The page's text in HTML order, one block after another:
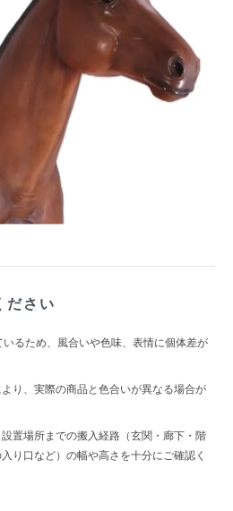
ださい
るため、風合いや色味、表情に個体差が
り、実際の商品と色合いが異なる場合が
置場所までの搬入経路（玄関・廊下・階
り口など）の幅や高さを十分にご確認く